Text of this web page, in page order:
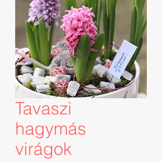
Tavaszi
hagymás
virágok